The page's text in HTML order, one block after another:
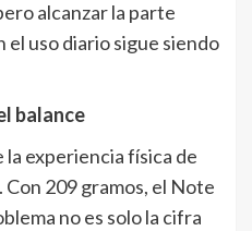
alcanzar la parte
el uso diario sigue siendo
balance
experiencia física de
209 gramos, el Note
no es solo la cifra